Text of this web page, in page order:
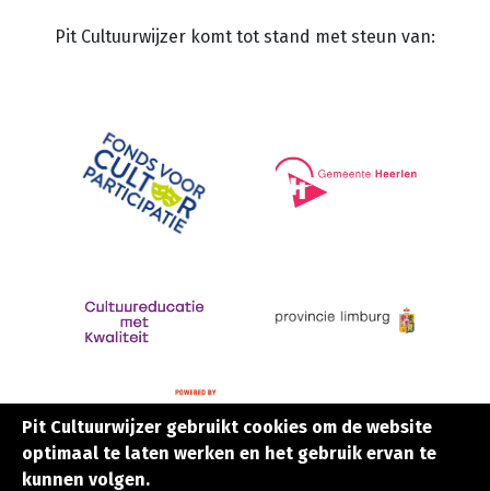
Pit Cultuurwijzer komt tot stand met steun van:
Pit Cultuurwijzer gebruikt cookies om de website
optimaal te laten werken en het gebruik ervan te
kunnen volgen.
Pit Cultuurwijzer gebruikt cookies om de website
optimaal te laten werken en het gebruik ervan te
kunnen volgen.